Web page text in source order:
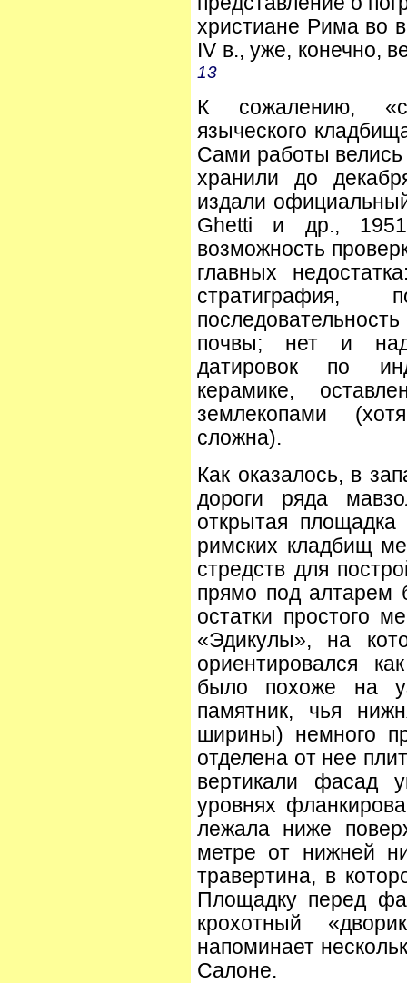
христиане Рима во
IV в., уже, конечно,
13
К сожалению,
языческого
Сами работы
хранили до
издали
Ghetti и др.,
возможность
главных
стратиграфия,
почвы; нет и
датировок по
керамике,
землекопами
сложна).
Как оказалось, в
дороги ряда
открытая
римских кладбищ
стредств для
прямо под алтарем
остатки простого
«Эдикулы», на
ориентировался
было похоже на
памятник, чья
ширины) немного
отделена от нее
вертикали фасад
уровнях
лежала ниже
метре от нижней
травертина, в
Площадку перед
крохотный
напоминает
Салоне.